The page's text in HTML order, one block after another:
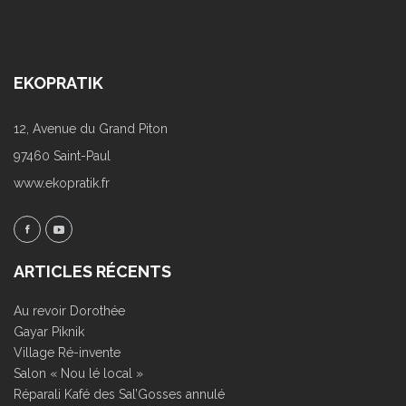
EKOPRATIK
12, Avenue du Grand Piton
97460 Saint-Paul
www.ekopratik.fr
ARTICLES RÉCENTS
Au revoir Dorothée
Gayar Piknik
Village Ré-invente
Salon « Nou lé local »
Réparali Kafé des Sal’Gosses annulé